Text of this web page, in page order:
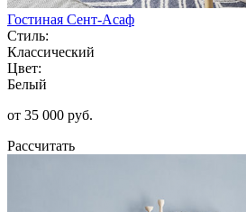
Гостиная Сент-Асаф
Стиль:
Классический
Цвет:
Белый
от 35 000 руб.
Рассчитать